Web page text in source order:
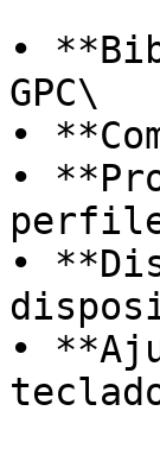
•
GPC\
•
•
•
•